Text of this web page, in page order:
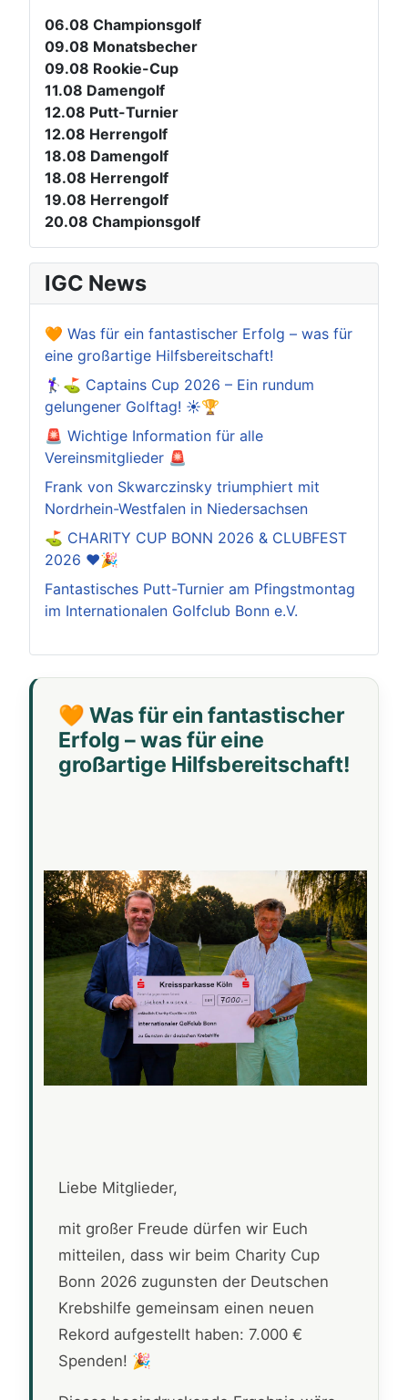
06.08 Championsgolf
09.08 Monatsbecher
09.08 Rookie-Cup
11.08 Damengolf
12.08 Putt-Turnier
12.08 Herrengolf
18.08 Damengolf
18.08 Herrengolf
19.08 Herrengolf
20.08 Championsgolf
IGC News
🧡 Was für ein fantastischer Erfolg – was für
eine großartige Hilfsbereitschaft!
🏌️‍♀️⛳ Captains Cup 2026 – Ein rundum
gelungener Golftag! ☀️🏆
🚨 Wichtige Information für alle
Vereinsmitglieder 🚨
Frank von Skwarczinsky triumphiert mit
Nordrhein-Westfalen in Niedersachsen
⛳️ CHARITY CUP BONN 2026 & CLUBFEST
2026 ❤️🎉
Fantastisches Putt-Turnier am Pfingstmontag
im Internationalen Golfclub Bonn e.V.
🧡 Was für ein fantastischer
Erfolg – was für eine
großartige Hilfsbereitschaft!
Liebe Mitglieder,
mit großer Freude dürfen wir Euch
mitteilen, dass wir beim Charity Cup
Bonn 2026 zugunsten der Deutschen
Krebshilfe gemeinsam einen neuen
Rekord aufgestellt haben: 7.000 €
Spenden! 🎉